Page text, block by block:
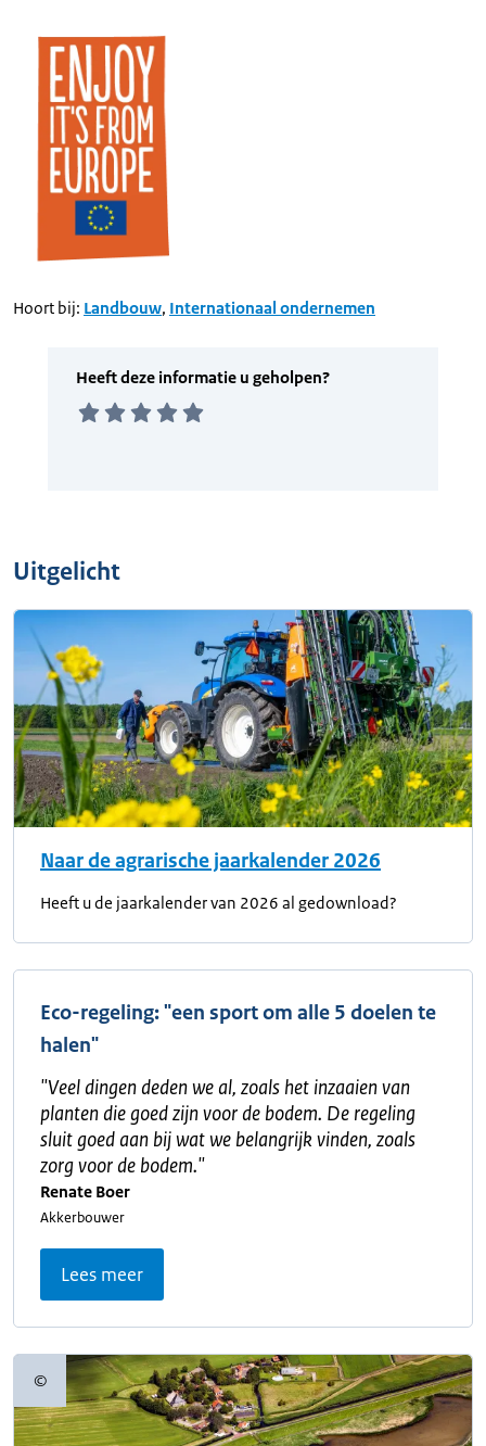
Hoort bij: Landbouw, Internationaal ondernemen
Uitgelicht
Naar de agrarische jaarkalender 2026
Heeft u de jaarkalender van 2026 al gedownload?
Eco-regeling: "een sport om alle 5 doelen te
halen"
"Veel dingen deden we al, zoals het inzaaien van
planten die goed zijn voor de bodem. De regeling
sluit goed aan bij wat we belangrijk vinden, zoals
zorg voor de bodem."
Renate Boer
Akkerbouwer
Lees meer
©Copyrightinformatie